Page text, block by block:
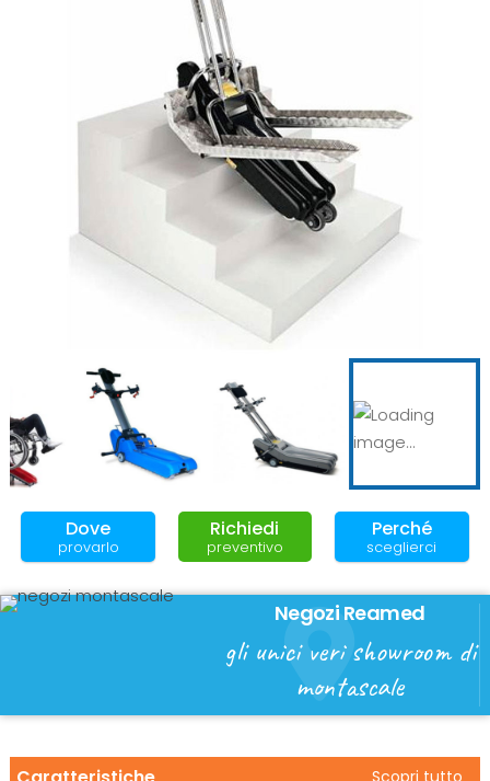
Dove
provarlo
Richiedi
preventivo
Perché
sceglierci
Negozi Reamed
gli unici veri showroom di
montascale